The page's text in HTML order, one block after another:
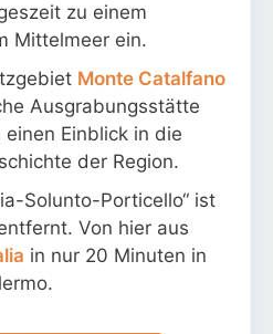
zu einem
Mittelmeer ein.
Monte Catalfano
Ausgrabungsstätte
Einblick in die
der Region.
Solunto-Porticello“ ist
Von hier aus
in nur 20 Minuten in